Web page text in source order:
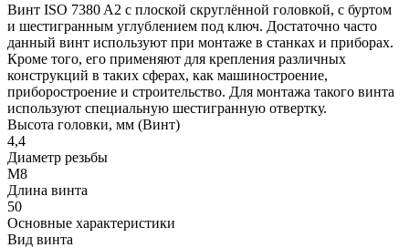
Винт ISO 7380 A2 с плоской скруглённой головкой, с буртом
и шестигранным углублением под ключ. Достаточно часто
данный винт используют при монтаже в станках и приборах.
Кроме того, его применяют для крепления различных
конструкций в таких сферах, как машиностроение,
приборостроение и строительство. Для монтажа такого винта
используют специальную шестигранную отвертку.
Высота головки, мм (Винт)
4,4
Диаметр резьбы
М8
Длина винта
50
Основные характеристики
Вид винта